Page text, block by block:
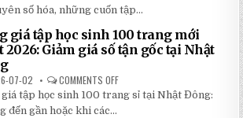
ĐẶT
ĐẦU
NHẤT
2026
ĐỂ
HOÀN
VỞ
IN
HÌNH
YÊU
CHẤT
LƯỢNG
số hóa, những cuốn tập...
giá tập học sinh 100 trang mới
2026: Giảm giá số tận gốc tại Nhật
07-02 COMMENTS OFF
BẢNG
GIÁ
giá tập học sinh 100 trang sỉ tại Nhật Đông:
gần hoặc khi các...